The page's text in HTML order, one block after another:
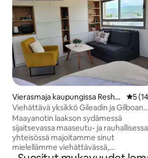
Vierasmaja kaupungissa Resha
fim
5
Viehättävä yksikkö Gileadin ja Gilboan
välissä
Maayanotin laakson sydämessä
sijaitsevassa maaseutu- ja rauhallisessa
yhteisössä majoitamme sinut
mielellämme viehättävässä,